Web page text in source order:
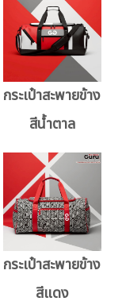
กระเป๋าสะพายข้าง
สีน้ำตาล
กระเป๋าสะพายข้าง
สีแดง